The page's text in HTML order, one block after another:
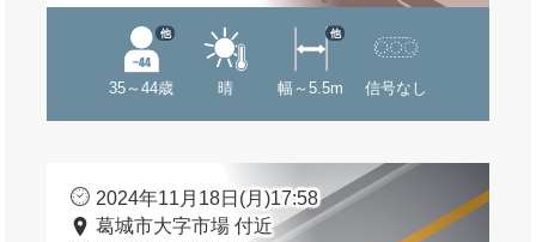
35～44歳
他
晴 幅～5.5m
他
信号なし
2024年11月18日(月)17:58
葛城市大字市場 付近